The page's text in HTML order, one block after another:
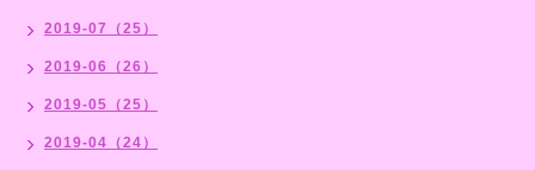
2019-07（25）
2019-06（26）
2019-05（25）
2019-04（24）